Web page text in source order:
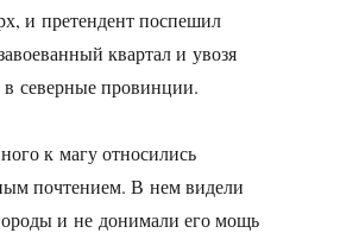
и претендент поспешил
квартал и увозя
северные провинции.
к магу относились
почтением. В нем видели
и не донимали его мощь